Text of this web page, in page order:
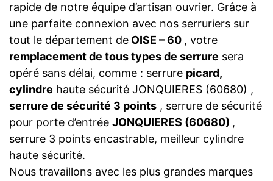
rapide de notre équipe d’artisan ouvrier. Grâce à
une parfaite connexion avec nos serruriers sur
tout le département de OISE – 60 , votre
remplacement de tous types de serrure sera
opéré sans délai, comme : serrure picard,
cylindre haute sécurité JONQUIERES (60680) ,
serrure de sécurité 3 points , serrure de sécurité
pour porte d’entrée JONQUIERES (60680) ,
serrure 3 points encastrable, meilleur cylindre
haute sécurité.
Nous travaillons avec les plus grandes marques